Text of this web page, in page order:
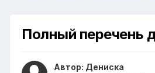
Полный перечень
Автор: Дениска